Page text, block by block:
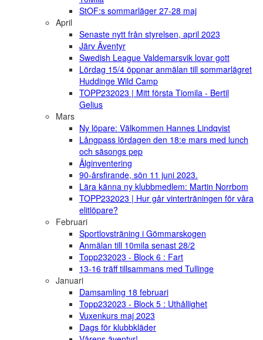
StOF:s sommarläger 27-28 maj
April
Senaste nytt från styrelsen, april 2023
Järv Äventyr
Swedish League Valdemarsvik lovar gott
Lördag 15/4 öppnar anmälan till sommarlägret
Huddinge Wild Camp
TOPP232023 | Mitt första Tiomila - Bertil
Gelius
Mars
Ny löpare: Välkommen Hannes Lindqvist
Långpass lördagen den 18:e mars med lunch
och säsongs pep
Älginventering
90-årsfirande, sön 11 juni 2023.
Lära känna ny klubbmedlem: Martin Norrbom
TOPP232023 | Hur går vinterträningen för våra
elitlöpare?
Februari
Sportlovsträning i Gömmarskogen
Anmälan till 10mila senast 28/2
Topp232023 - Block 6 : Fart
13-16 träff tillsammans med Tullinge
Januari
Damsamling 18 februari
Topp232023 - Block 5 : Uthållighet
Vuxenkurs maj 2023
Dags för klubbkläder